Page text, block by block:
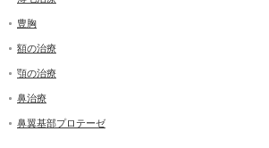
豊胸
額の治療
顎の治療
鼻治療
鼻翼基部プロテーゼ